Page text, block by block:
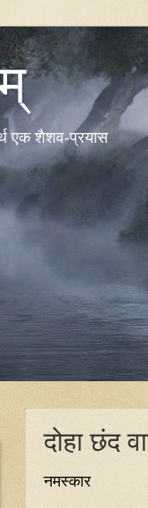
एक शैशव-प्रयास
दोहा छंद
नमस्कार